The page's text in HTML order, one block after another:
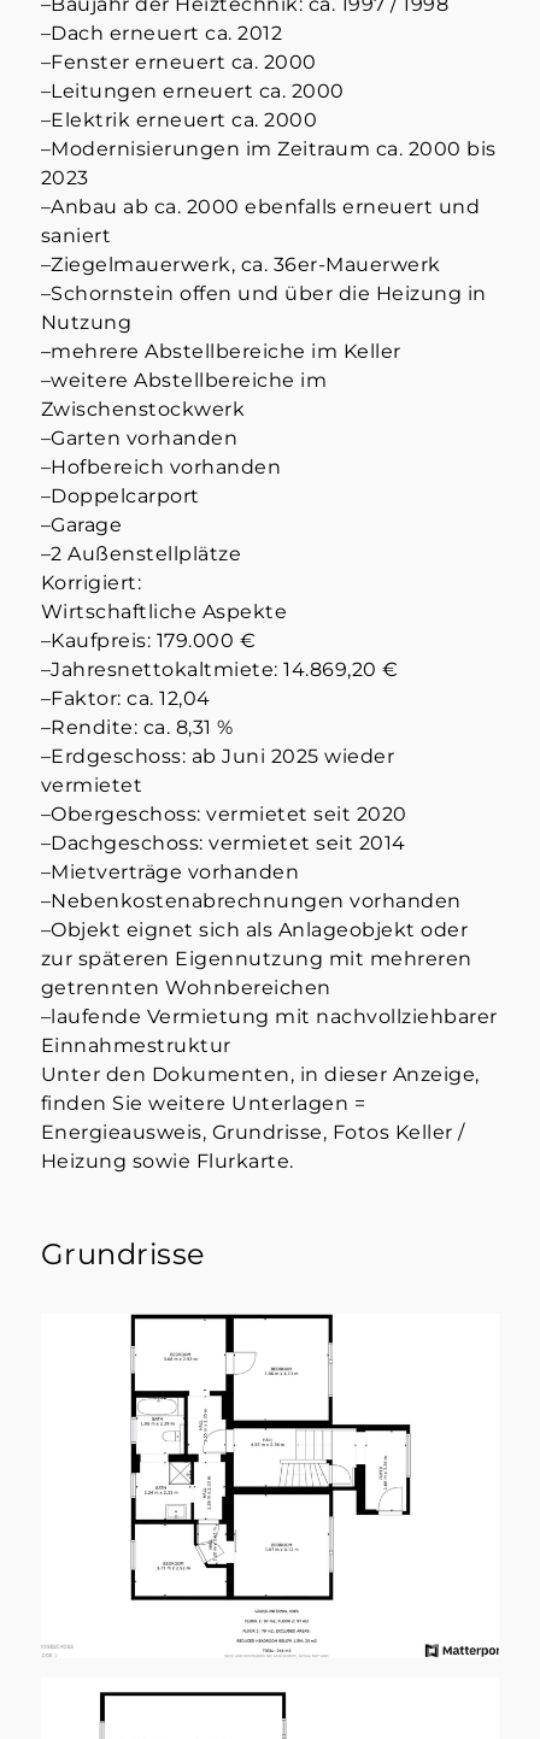
–Dach erneuert ca. 2012
–Fenster erneuert ca. 2000
–Leitungen erneuert ca. 2000
–Elektrik erneuert ca. 2000
–Modernisierungen im Zeitraum ca. 2000 bis
2023
–Anbau ab ca. 2000 ebenfalls erneuert und
saniert
–Ziegelmauerwerk, ca. 36er-Mauerwerk
–Schornstein offen und über die Heizung in
Nutzung
–mehrere Abstellbereiche im Keller
–weitere Abstellbereiche im
Zwischenstockwerk
–Garten vorhanden
–Hofbereich vorhanden
–Doppelcarport
–Garage
–2 Außenstellplätze
Korrigiert:
Wirtschaftliche Aspekte
–Kaufpreis: 179.000 €
–Jahresnettokaltmiete: 14.869,20 €
–Faktor: ca. 12,04
–Rendite: ca. 8,31 %
–Erdgeschoss: ab Juni 2025 wieder
vermietet
–Obergeschoss: vermietet seit 2020
–Dachgeschoss: vermietet seit 2014
–Mietverträge vorhanden
–Nebenkostenabrechnungen vorhanden
–Objekt eignet sich als Anlageobjekt oder
zur späteren Eigennutzung mit mehreren
getrennten Wohnbereichen
–laufende Vermietung mit nachvollziehbarer
Einnahmestruktur
Unter den Dokumenten, in dieser Anzeige,
finden Sie weitere Unterlagen =
Energieausweis, Grundrisse, Fotos Keller /
Heizung sowie Flurkarte.
Grundrisse